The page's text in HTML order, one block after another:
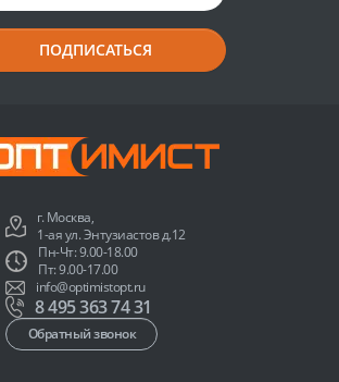
ПОДПИСАТЬСЯ
г. Москва,
1-ая ул. Энтузиастов д.12
Пн-Чт: 9.00-18.00
Пт: 9.00-17.00
info@optimistopt.ru
8 495 363 74 31
Обратный звонок